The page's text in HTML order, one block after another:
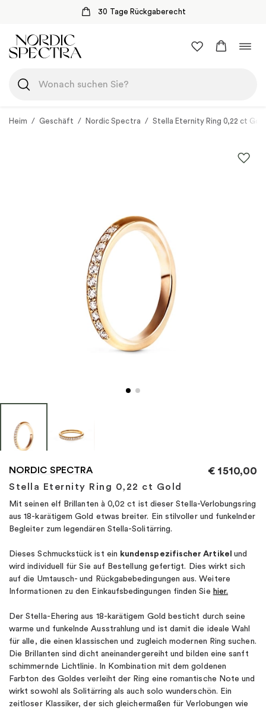
30 Tage Rückgaberecht
Inhalt
springen
Heim / Geschäft / Nordic Spectra / Stella Eternity Ring 0,22 ct Gold
NORDIC SPECTRA
Stella Eternity Ring 0,22 ct Gold
€ 1510,00
Mit seinen elf Brillanten à 0,02 ct ist dieser Stella-Verlobungsring
aus 18-karätigem Gold etwas breiter. Ein stilvoller und funkelnder
Begleiter zum legendären Stella-Solitärring.
Dieses Schmuckstück ist ein kundenspezifischer Artikel und
wird individuell für Sie auf Bestellung gefertigt. Dies wirkt sich
auf die Umtausch- und Rückgabebedingungen aus. Weitere
Informationen zu den Einkaufsbedingungen finden Sie hier.
Der Stella-Ehering aus 18-karätigem Gold besticht durch seine
warme und funkelnde Ausstrahlung und ist damit die ideale Wahl
für alle, die einen klassischen und zugleich modernen Ring suchen.
Die Brillanten sind dicht aneinandergereiht und bilden eine sanft
schimmernde Lichtlinie. In Kombination mit dem goldenen
Farbton des Goldes verleiht der Ring eine romantische Note und
wirkt sowohl als Solitärring als auch solo wunderschön. Ein
zeitloser Klassiker, der sich gleichermaßen für Verlobungen wie